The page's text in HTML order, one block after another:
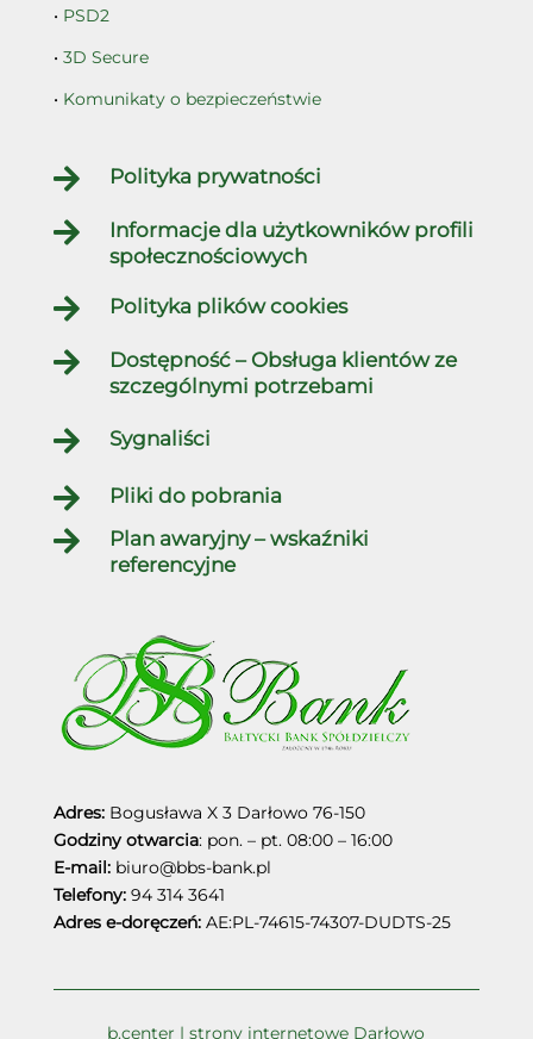
• PSD2
• 3D Secure
• Komunikaty o bezpieczeństwie
 Polityka prywatności

Informacje dla użytkowników profili
społecznościowych
 Polityka plików cookies

Dostępność – Obsługa klientów ze
szczególnymi potrzebami
 Sygnaliści
 Pliki do pobrania

Plan awaryjny – wskaźniki
referencyjne
Adres: Bogusława X 3 Darłowo 76-150
Godziny otwarcia: pon. – pt. 08:00 – 16:00
E-mail: biuro@bbs-bank.pl
Telefony: 94 314 3641
Adres e-doręczeń: AE:PL-74615-74307-DUDTS-25
b.center | strony internetowe Darłowo